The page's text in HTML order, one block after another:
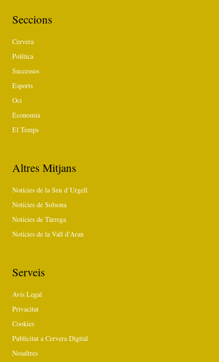
Seccions
Cervera
Política
Successos
Esports
Oci
Economia
El Temps
Altres Mitjans
Notícies de la Seu d’Urgell
Notícies de Solsona
Notícies de Tàrrega
Notícies de la Vall d’Aran
Serveis
Avís Legal
Privacitat
Cookies
Publicitat a Cervera Digital
Nosaltres